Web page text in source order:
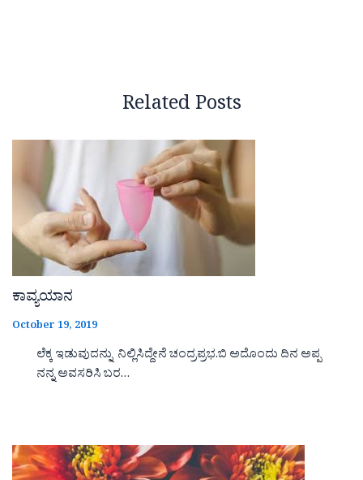
Related Posts
ಕಾವ್ಯಯಾನ
October 19, 2019
ಲೆಕ್ಕ ಇಡುವುದನ್ನು ನಿಲ್ಲಿಸಿದ್ದೇನೆ ಚಂದ್ರಪ್ರಭ.ಬಿ ಅದೊಂದು ದಿನ ಅಪ್ಪ
ನನ್ನ ಅವಸರಿಸಿ ಬರ…